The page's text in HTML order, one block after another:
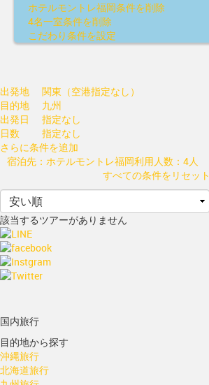
ホテルモントレ福岡条件を削除
4名一室条件を削除
こだわり条件を設定
出発地
関東（空港指定なし）
目的地
九州
出発日
指定なし
日数
指定なし
さらに条件を追加
宿泊先：ホテルモントレ福岡利用人数：4人
すべての条件をリセット
該当するツアーがありません
国内旅行
目的地から探す
沖縄旅行
北海道旅行